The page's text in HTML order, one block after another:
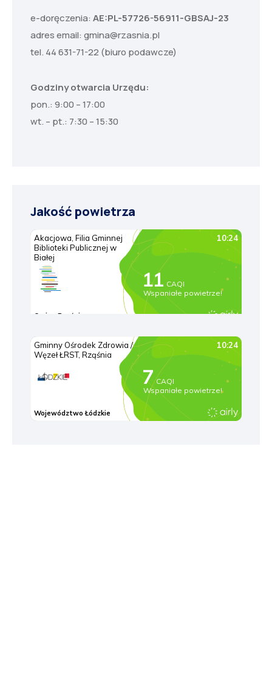
e-doręczenia: AE:PL-57726-56911-GBSAJ-23
adres email: gmina@rzasnia.pl
tel. 44 631-71-22 (biuro podawcze)
Godziny otwarcia Urzędu:
pon.: 9:00 – 17:00
wt. – pt.: 7:30 – 15:30
Jakość powietrza